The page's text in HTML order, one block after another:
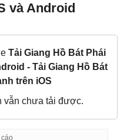
và Android
Tải Giang Hồ Bát Phái
- Tải Giang Hồ Bát
trên iOS
vẫn chưa tải được.